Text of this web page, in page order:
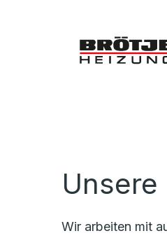
Wir arbeiten mit